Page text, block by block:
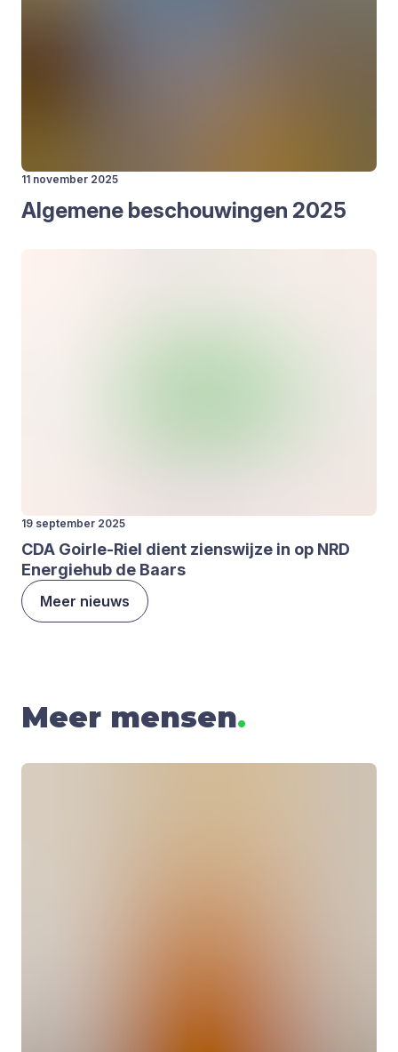
11 november 2025
Alge­me­ne beschou­win­gen 2025
19 september 2025
CDA Goir­le-Riel dient ziens­wij­ze in op NRD
Ener­gie­hub de Baars
Meer nieuws
Meer mensen.